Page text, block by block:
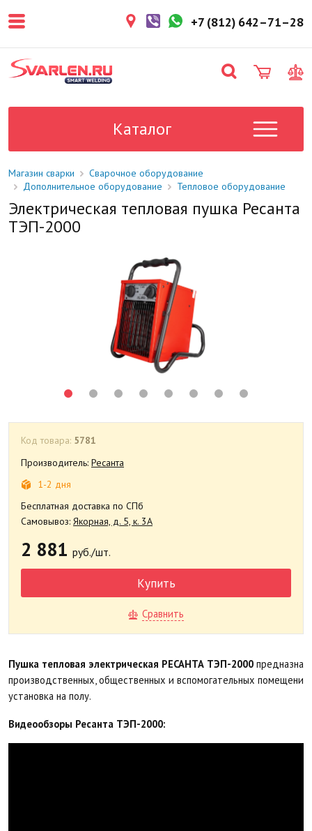
более 3 рабочих дней.
поставки в магазин: 1-2 рабочих
дня.
Данный товар отсутствует на
уточните у менеджера.
+7 (812) 642–71–28
Каталог
Магазин сварки
Сварочное оборудование
Дополнительное оборудование
Тепловое оборудование
Электрическая тепловая пушка Ресанта
ТЭП-2000
Код товара: 5781
Производитель: Ресанта
1-2 дня
Бесплатная доставка по СПб
Самовывоз: Якорная, д. 5, к. 3А
2 881 руб./шт.
Купить
Сравнить
Пушка тепловая электрическая РЕСАНТА ТЭП-2000
производственных, общественных и вспомогательных
установка на полу.
Видеообзоры Ресанта ТЭП-2000: